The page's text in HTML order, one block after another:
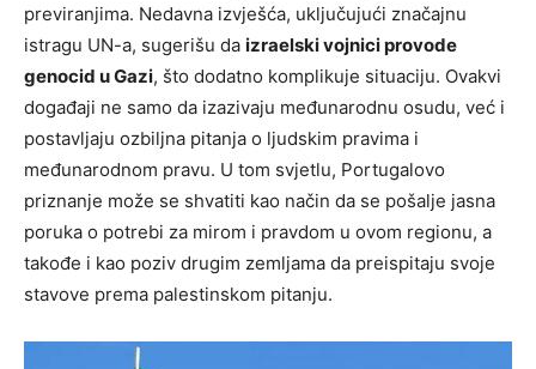
previranjima. Nedavna izvješća, uključujući značajnu
istragu UN-a, sugerišu da izraelski vojnici provode
genocid u Gazi, što dodatno komplikuje situaciju. Ovakvi
događaji ne samo da izazivaju međunarodnu osudu, već i
postavljaju ozbiljna pitanja o ljudskim pravima i
međunarodnom pravu. U tom svjetlu, Portugalovo
priznanje može se shvatiti kao način da se pošalje jasna
poruka o potrebi za mirom i pravdom u ovom regionu, a
takođe i kao poziv drugim zemljama da preispitaju svoje
stavove prema palestinskom pitanju.